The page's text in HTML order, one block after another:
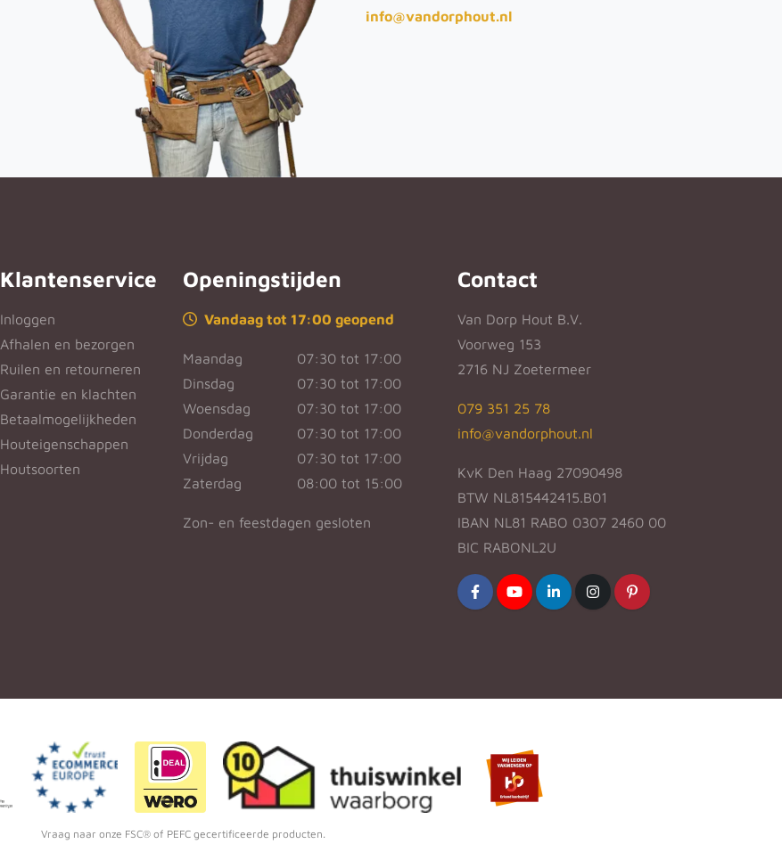
info@vandorphout.nl
Klantenservice
Inloggen
Afhalen en bezorgen
Ruilen en retourneren
Garantie en klachten
Betaalmogelijkheden
Houteigenschappen
Houtsoorten
Openingstijden
Vandaag tot 17:00 geopend
Maandag
07:30 tot 17:00
Dinsdag
07:30 tot 17:00
Woensdag
07:30 tot 17:00
Donderdag
07:30 tot 17:00
Vrijdag
07:30 tot 17:00
Zaterdag
08:00 tot 15:00
Zon- en feestdagen gesloten
Contact
Van Dorp Hout B.V.
Voorweg 153
2716 NJ Zoetermeer
079 351 25 78
info@vandorphout.nl
KvK Den Haag 27090498
BTW NL815442415.B01
IBAN NL81 RABO 0307 2460 00
BIC RABONL2U
Vraag naar onze FSC® of PEFC gecertificeerde producten.